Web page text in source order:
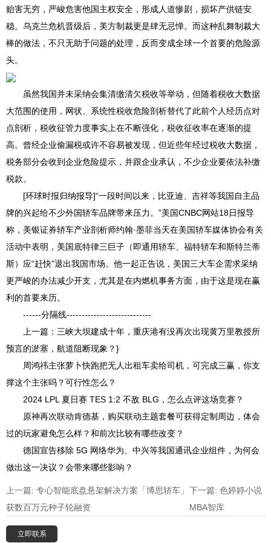
图
贻害无穷，严峻危害他国主权安全，形成人道惨剧，损坏产供链安
稳。乌克兰危机晋级后，美方制裁更是肆无忌惮。而这种乱舞制裁大
棒的做法，不只无助于问题的处理，反而变成全球一个首要的危险源
头。
虽然我国并未采纳会集清缴清欠税收等举动，但随着税收大数据
大范围的使用，网状、系统性税收危险剖析替代了此前个人经历点对
点剖析，税收征管力度事实上在不断强化，税收征收率在逐渐的提
高。曾经企业偷漏税或许不容易被发现，但近些年经过税收大数据，
税务部分会收到企业危险提示，并跟企业承认，不少企业要依法补缴
税款。
[环球时报归纳报导]“一段时间以来，比亚迪、吉祥等我国自主品
牌的兴起给不少外国轿车品牌带来压力。”美国CNBC网站18日报导
称，美银证券轿车产业剖析师约翰·墨菲当天在美国轿车媒体协会有关
活动中表明，美国底特律三巨子（即通用轿车、福特轿车和斯特兰蒂
斯）应“赶快”退出我国市场。他一起正告说，美国三大车企需求采纳
更严峻的办法减少开支，尤其是在内燃机事务方面，由于这是现在赢
利的首要来历。
------分隔线----------------------------
上一篇：三峡大坝建成十年，重庆港有没再次出现黄万里教授所
预言的淤塞，航道阻断现象？}
周鸿祎主张萝卜快跑把无人出租车卖给司机，可完成三赢，你支
撑这个主张吗？可行性怎么？
2024 LPL 夏日赛 TES 1:2 不敌 BLG，怎么点评这场竞赛？
原神再次联动肯德基，购买联动主题套餐可获得定制周边，体会
过的玩家避免怎么样？和前次比较有哪些改变？
德国宣告移除 5G 网络华为、中兴等我国通讯企业组件，为何会
做出这一决议？会带来哪些影响？
上一篇: 专心智能底盘悬架解决方案「博思轿车」
获数百万元种子轮融资
下一篇: 色婷婷小说
MBA智库
立即联系